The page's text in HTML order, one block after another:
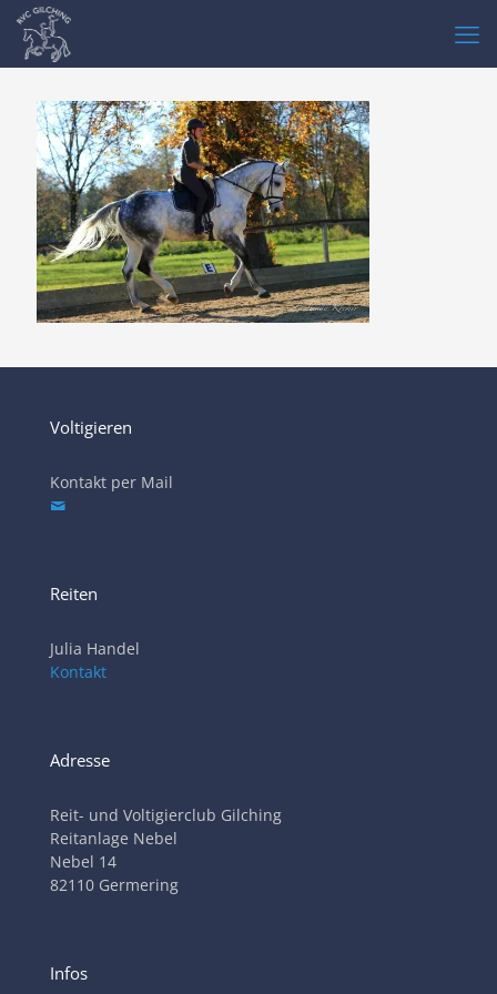
Voltigieren
Kontakt per Mail
Reiten
Julia Handel
Kontakt
Adresse
Reit- und Voltigierclub Gilching
Reitanlage Nebel
Nebel 14
82110 Germering
Infos